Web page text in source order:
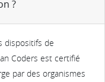
?
dispositifs de
Coders est certifié
par des organismes